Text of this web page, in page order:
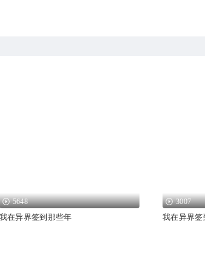
5648
我在异界签到那些年
3007
我在异界签